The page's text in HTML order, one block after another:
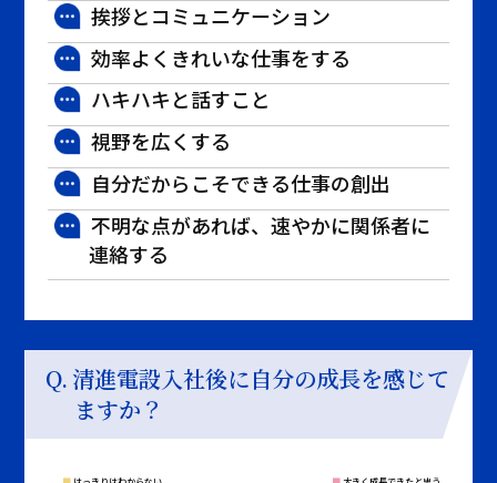
挨拶とコミュニケーション
効率よくきれいな仕事をする
ハキハキと話すこと
視野を広くする
自分だからこそできる仕事の創出
不明な点があれば、速やかに関係者に
連絡する
清進電設入社後に自分の成長を感じて
ますか？